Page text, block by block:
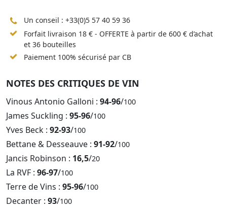
Un conseil : +33(0)5 57 40 59 36
Forfait livraison 18 € - OFFERTE à partir de 600 € d’achat
et 36 bouteilles
Paiement 100% sécurisé par CB
NOTES DES CRITIQUES DE VIN
Vinous Antonio Galloni : 94-96/100
James Suckling : 95-96/100
Yves Beck : 92-93/100
Bettane & Desseauve : 91-92/100
Jancis Robinson : 16,5/20
La RVF : 96-97/100
Terre de Vins : 95-96/100
Decanter : 93/100